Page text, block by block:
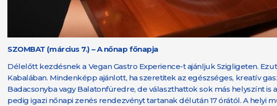
SZOMBAT (március 7.) – A nőnap főnapja
Délelőtt kezdésnek a Vegan Gastro Experience-t ajánljuk Szigligeten.
Kabalában. Mindenképp ajánlott, ha szeretitek az egészséges, kreatív
Badacsonyba vagy Balatonfüredre, de választhattok sok más helyszínt
pedig igazi nőnapi zenés rendezvényt tartanak délután 17 órától. A helyi